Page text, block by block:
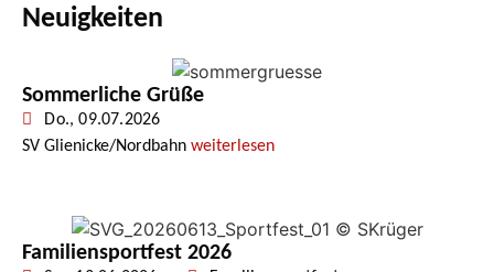
Neuigkeiten
Sommerliche Grüße
Do., 09.07.2026
SV Glienicke/Nordbahn weiterlesen
Familiensportfest 2026